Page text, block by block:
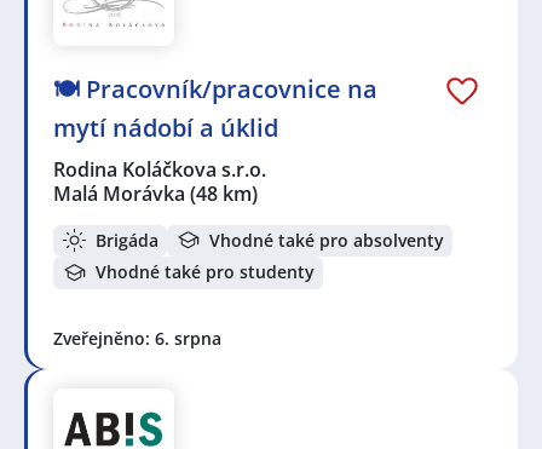
🍽️ Pracovník/pracovnice na
mytí nádobí a úklid
Rodina Koláčkova s.r.o.
Malá Morávka (48 km)
Brigáda
Vhodné také pro absolventy
Vhodné také pro studenty
Zveřejněno: 6. srpna